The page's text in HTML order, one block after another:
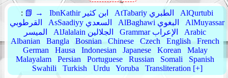
: 📗 → IbnKathir ابن كثير AtTabariy الطبري
AlQurtubi
القرطوبي
AsSaadiyy السعدي AlBaghawi البغوي
AlMuyassar
الميسر
AlJalalain الجلالين Grammar الإعراب
Arabic
Albanian
Bangla Bosnian Chinese Czech English
French
German
Hausa Indonesian Japanese Korean
Malay
Malayalam
Persian Portuguese Russian Somali
Spanish
Swahili
Turkish Urdu Yoruba Transliteration [+]